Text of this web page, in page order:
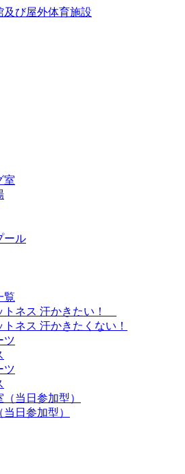
室
ール
覧
トネス 汗かきたい！
ネス 汗かきたくない！
ツ
ツ
当日参加型）
日参加型）